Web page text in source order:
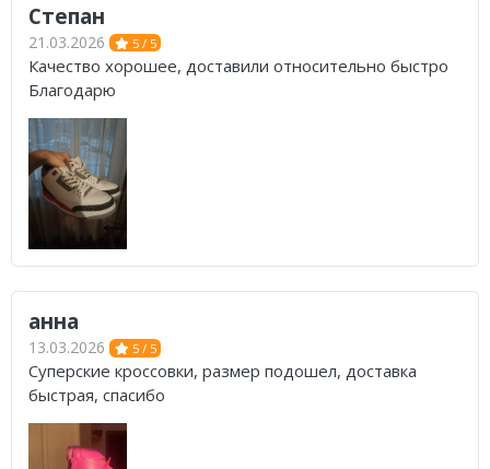
Степан
21.03.2026 5 / 5
Качество хорошее, доставили относительно быстро
Благодарю
анна
13.03.2026 5 / 5
Суперские кроссовки, размер подошел, доставка
быстрая, спасибо